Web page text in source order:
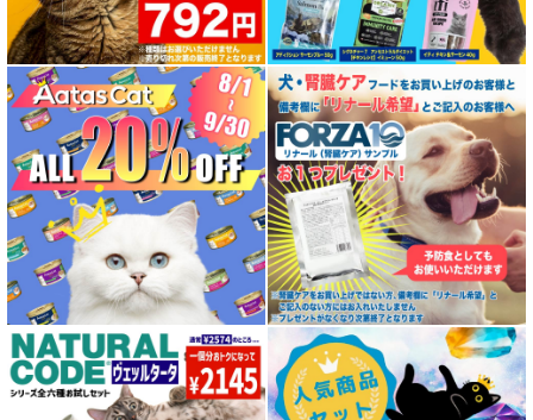
特殊製法のドッグフード
特殊製法のキャットフード
全年齢対応 フード for DOG
パピー用 フード for DOG
成犬用 フード for DOG
シニア犬用フード for DOG